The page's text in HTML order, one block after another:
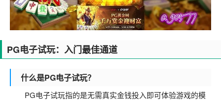
PG电子试玩：入门最佳通道
什么是PG电子试玩？
PG电子试玩指的是无需真实金钱投入即可体验游戏的模